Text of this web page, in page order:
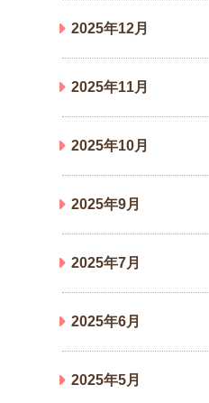
2025年12月
2025年11月
2025年10月
2025年9月
2025年7月
2025年6月
2025年5月